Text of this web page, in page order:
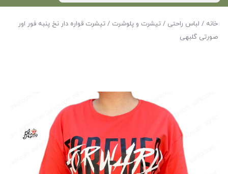
خانه / لباس راحتی / تیشرت و پلوشرت / تیشرت قواره دار نخ پنبه فور اور
صورتی گلبهی